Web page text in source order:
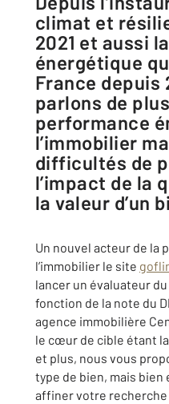
climat et
2021 et aussi
énergétique
France depuis
parlons de
performance
l’immobilier
difficultés de
l’impact de la
la valeur d’un
Un nouvel acteur de la
l’immobilier le site
lancer un évaluateur
fonction de la note du
agence immobilière
le cœur de cible étant
et plus, nous vous
type de bien, mais
affiner votre